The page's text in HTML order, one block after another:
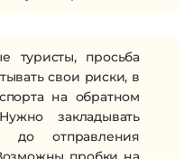
туристы, просьба
свои риски, в
на обратном
закладывать
до отправления